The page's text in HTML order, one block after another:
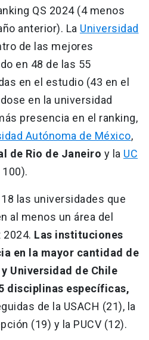
QS 2024 (4 menos
anterior). La Universidad
de las mejores
en 48 de las 55
en el estudio (43 en el
en la universidad
presencia en el ranking,
Autónoma de México,
de Rio de Janeiro y la UC
las universidades que
al menos un área del
2024. Las instituciones
en la mayor cantidad de
Universidad de Chile
disciplinas específicas,
de la USACH (21), la
(19) y la PUCV (12).